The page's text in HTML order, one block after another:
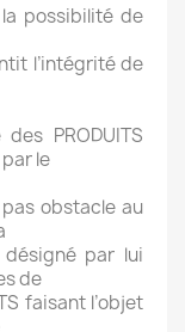
la possibilité de
l’intégrité de
PRODUITS
le
obstacle au
par lui
de
faisant l’objet